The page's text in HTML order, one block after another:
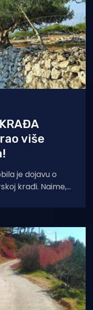
više
je dojavu o
Naime,